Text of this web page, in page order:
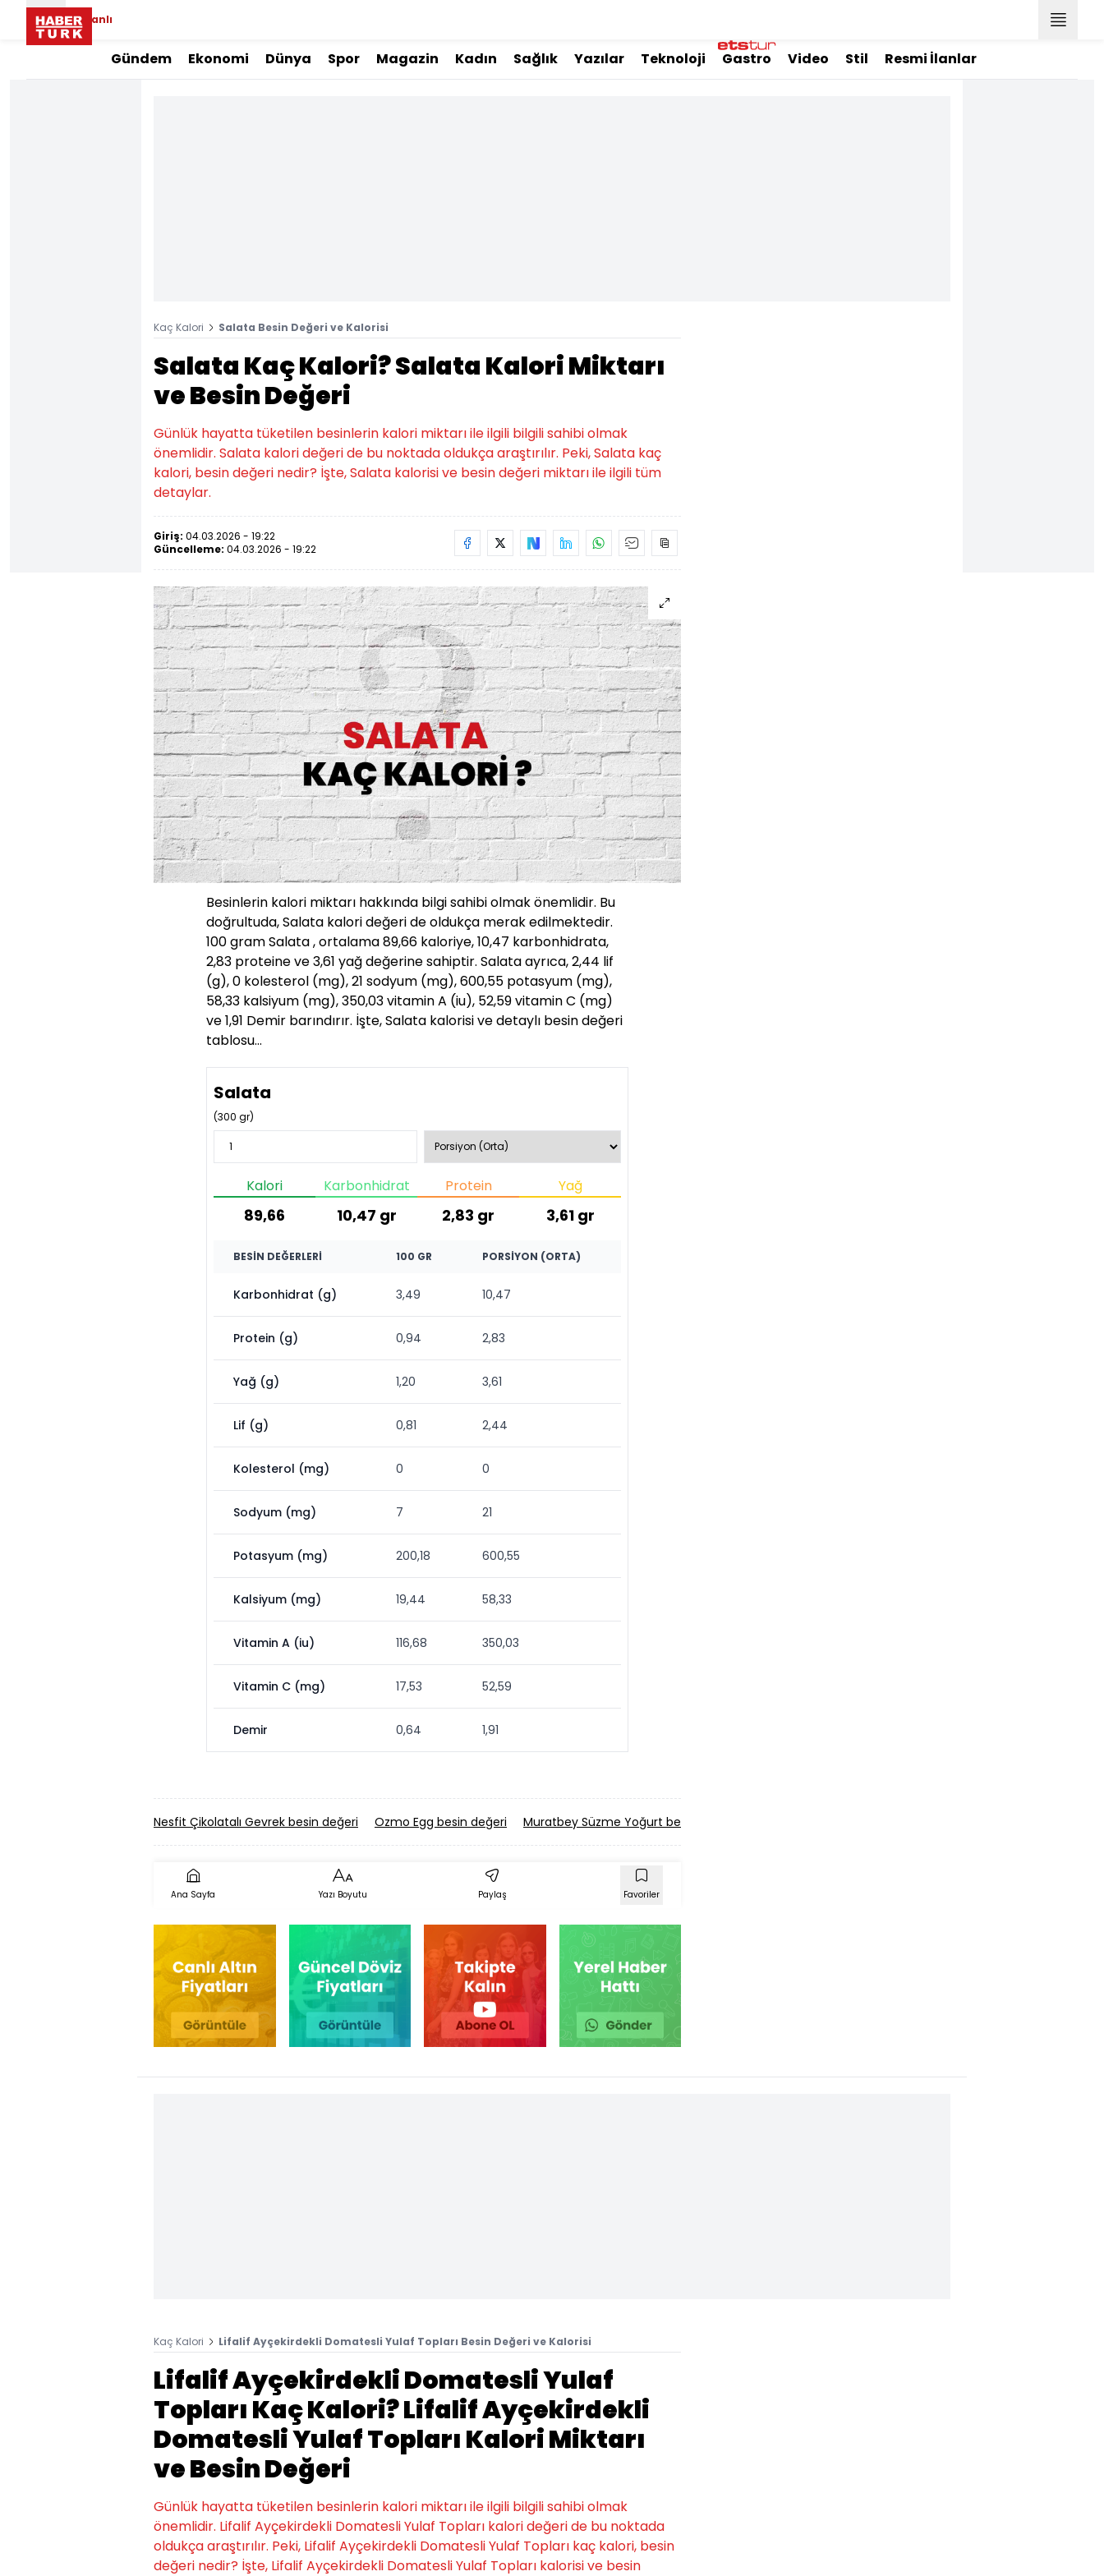
Canlı
Gündem Ekonomi Dünya Spor Magazin Kadın Sağlık Yazılar Teknoloji Gastro Video Stil Resmi İlanlar
Kaç Kalori Salata Besin Değeri ve Kalorisi
Salata Kaç Kalori? Salata Kalori Miktarı
ve Besin Değeri
Günlük hayatta tüketilen besinlerin kalori miktarı ile ilgili bilgili sahibi olmak
önemlidir. Salata kalori değeri de bu noktada oldukça araştırılır. Peki, Salata kaç
kalori, besin değeri nedir? İşte, Salata kalorisi ve besin değeri miktarı ile ilgili tüm
detaylar.
Giriş: 04.03.2026 - 19:22
Güncelleme: 04.03.2026 - 19:22
Besinlerin kalori miktarı hakkında bilgi sahibi olmak önemlidir. Bu
doğrultuda, Salata kalori değeri de oldukça merak edilmektedir.
100 gram Salata , ortalama 89,66 kaloriye, 10,47 karbonhidrata,
2,83 proteine ve 3,61 yağ değerine sahiptir. Salata ayrıca, 2,44 lif
(g), 0 kolesterol (mg), 21 sodyum (mg), 600,55 potasyum (mg),
58,33 kalsiyum (mg), 350,03 vitamin A (iu), 52,59 vitamin C (mg)
ve 1,91 Demir barındırır. İşte, Salata kalorisi ve detaylı besin değeri
tablosu…
Salata
(300 gr)
Kalori
89,66
Karbonhidrat
10,47 gr
Protein
2,83 gr
Yağ
3,61gr
BESIN DEĞERLERI 100 GR PORSIYON (ORTA)
Karbonhidrat (g) 3,49 10,47
Protein (g) 0,94 2,83
Yağ (g) 1,20 3,61
Lif (g) 0,81 2,44
Kolesterol (mg) 0 0
Sodyum (mg) 7 21
Potasyum (mg) 200,18 600,55
Kalsiyum (mg) 19,44 58,33
Vitamin A (iu) 116,68 350,03
Vitamin C (mg) 17,53 52,59
Demir 0,64 1,91
Nesfit Çikolatalı Gevrek besin değeri Ozmo Egg besin değeri Muratbey Süzme Yoğurt besin değeri
Ana Sayfa Yazı Boyutu Paylaş Favoriler
Kaç Kalori Lifalif Ayçekirdekli Domatesli Yulaf Topları Besin Değeri ve Kalorisi
Lifalif Ayçekirdekli Domatesli Yulaf
Topları Kaç Kalori? Lifalif Ayçekirdekli
Domatesli Yulaf Topları Kalori Miktarı
ve Besin Değeri
Günlük hayatta tüketilen besinlerin kalori miktarı ile ilgili bilgili sahibi olmak
önemlidir. Lifalif Ayçekirdekli Domatesli Yulaf Topları kalori değeri de bu noktada
oldukça araştırılır. Peki, Lifalif Ayçekirdekli Domatesli Yulaf Topları kaç kalori, besin
değeri nedir? İşte, Lifalif Ayçekirdekli Domatesli Yulaf Topları kalorisi ve besin